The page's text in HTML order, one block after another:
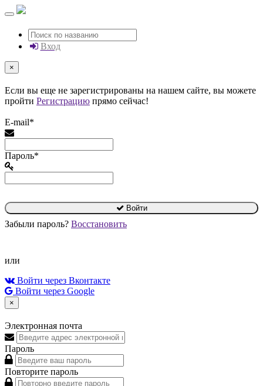
Вход
×
Если вы еще не зарегистрированы на нашем сайте, вы можете
пройти Регистрацию прямо сейчас!
E-mail*
Пароль*
Войти
Забыли пароль? Восстановить
или
Войти через Вконтакте
Войти через Google
×
Электронная почта
Пароль
Повторите пароль